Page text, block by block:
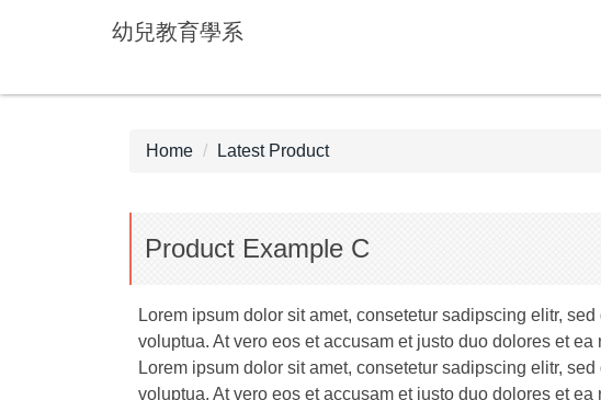
main
幼兒教育學系
Home Latest Product
Product Example C
Lorem ipsum dolor sit amet, consetetur sadipscing elitr,
voluptua. At vero eos et accusam et justo duo dolores et
Lorem ipsum dolor sit amet, consetetur sadipscing elitr,
voluptua. At vero eos et accusam et justo duo dolores et